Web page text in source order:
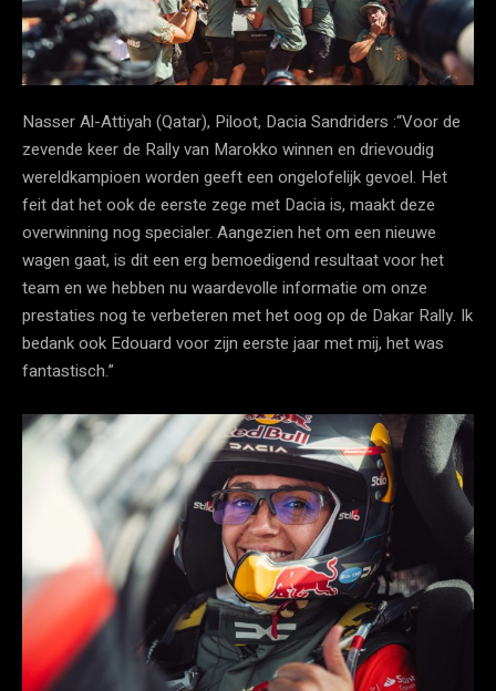
Nasser Al-Attiyah (Qatar), Piloot, Dacia Sandriders :“Voor de
zevende keer de Rally van Marokko winnen en drievoudig
wereldkampioen worden geeft een ongelofelijk gevoel. Het
feit dat het ook de eerste zege met Dacia is, maakt deze
overwinning nog specialer. Aangezien het om een nieuwe
wagen gaat, is dit een erg bemoedigend resultaat voor het
team en we hebben nu waardevolle informatie om onze
prestaties nog te verbeteren met het oog op de Dakar Rally. Ik
bedank ook Edouard voor zijn eerste jaar met mij, het was
fantastisch.”